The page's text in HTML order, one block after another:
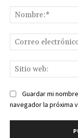
Guardar mi
navegador la próxima